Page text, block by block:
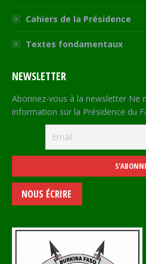
Cahiers de la Présidence
Textes fondamentaux
NEWSLETTER
Abonnez-vous à la newsletter Ne
information sur la Présidence du
NOUS ÉCRIRE